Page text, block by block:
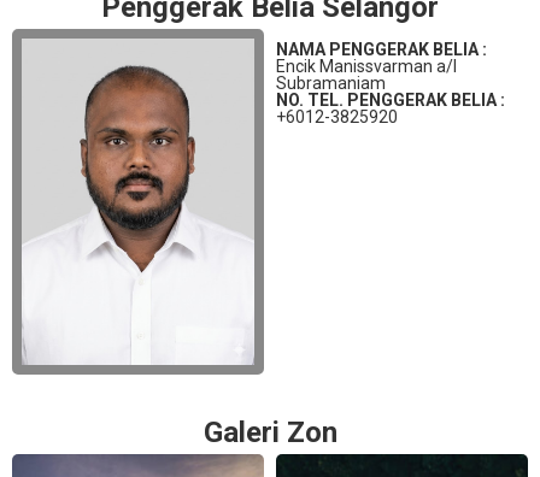
Penggerak Belia Selangor
NAMA PENGGERAK BELIA :
Encik Manissvarman a/l
Subramaniam
NO. TEL. PENGGERAK BELIA :
+6012-3825920
Galeri Zon